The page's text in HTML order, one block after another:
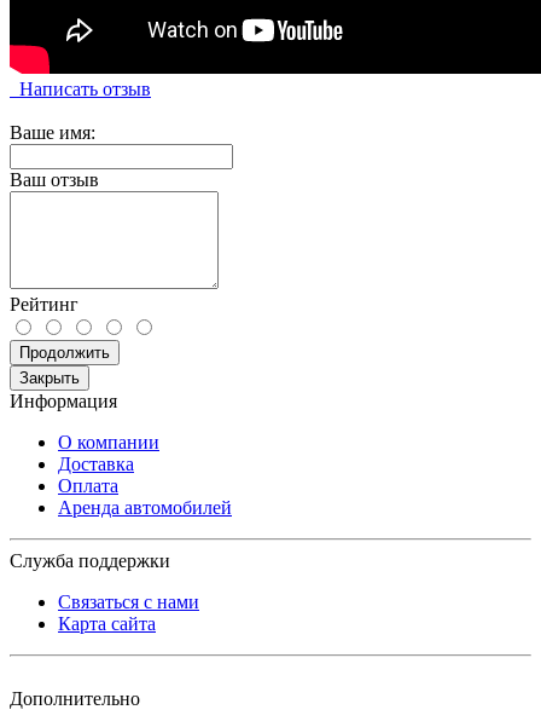
Написать отзыв
Ваше имя:
Ваш отзыв
Рейтинг
Продолжить
Закрыть
Информация
О компании
Доставка
Оплата
Аренда автомобилей
Служба поддержки
Связаться с нами
Карта сайта
Дополнительно